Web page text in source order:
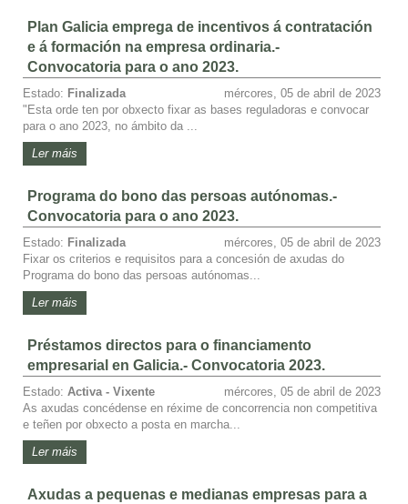
Plan Galicia emprega de incentivos á contratación
e á formación na empresa ordinaria.-
Convocatoria para o ano 2023.
Estado: Finalizada
mércores, 05 de abril de 2023
"Esta orde ten por obxecto fixar as bases reguladoras e convocar
para o ano 2023, no ámbito da ...
Ler máis
Programa do bono das persoas autónomas.-
Convocatoria para o ano 2023.
Estado: Finalizada
mércores, 05 de abril de 2023
Fixar os criterios e requisitos para a concesión de axudas do
Programa do bono das persoas autónomas...
Ler máis
Préstamos directos para o financiamento
empresarial en Galicia.- Convocatoria 2023.
Estado: Activa - Vixente
mércores, 05 de abril de 2023
As axudas concédense en réxime de concorrencia non competitiva
e teñen por obxecto a posta en marcha...
Ler máis
Axudas a pequenas e medianas empresas para a